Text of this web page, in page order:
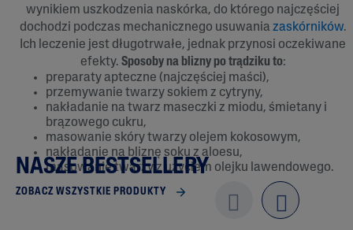
wynikiem uszkodzenia naskórka, do którego najczęściej
dochodzi podczas mechanicznego usuwania zaskórników.
Ich leczenie jest długotrwałe, jednak przynosi oczekiwane
efekty. Sposoby na blizny po trądziku to:
preparaty apteczne (najczęściej maści),
przemywanie twarzy sokiem z cytryny,
nakładanie na twarz maseczki z miodu, śmietany i
brązowego cukru,
masowanie skóry twarzy olejem kokosowym,
nakładanie na bliznę soku z aloesu,
masowanie twarzy z użyciem olejku lawendowego.
NASZE BESTSELLERY
ZOBACZ WSZYSTKIE PRODUKTY
next